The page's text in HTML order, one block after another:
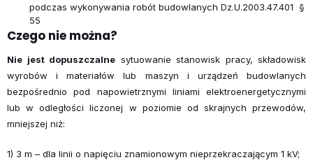
podczas wykonywania robót budowlanych Dz.U.2003.47.401 §
55
Czego nie można?
Nie jest dopuszczalne sytuowanie stanowisk pracy, składowisk
wyrobów i materiałów lub maszyn i urządzeń budowlanych
bezpośrednio pod napowietrznymi liniami elektroenergetycznymi
lub w odległości liczonej w poziomie od skrajnych przewodów,
mniejszej niż:
1) 3 m – dla linii o napięciu znamionowym nieprzekraczającym 1 kV;